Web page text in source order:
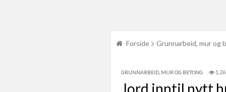
Forside Grunnarbeid, mur og
GRUNNARBEID, MUR OG BETONG
Jord inntil nytt